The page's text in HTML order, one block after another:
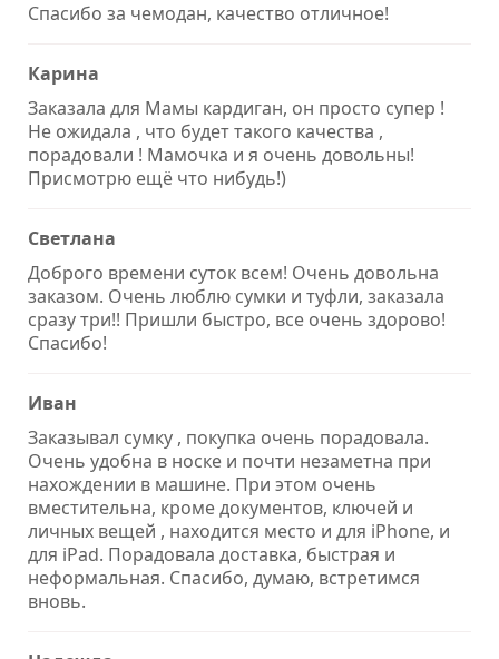
Спасибо за чемодан, качество отличное!
Карина
Заказала для Мамы кардиган, он просто супер !
Не ожидала , что будет такого качества ,
порадовали ! Мамочка и я очень довольны!
Присмотрю ещё что нибудь!)
Светлана
Доброго времени суток всем! Очень довольна
заказом. Очень люблю сумки и туфли, заказала
сразу три!! Пришли быстро, все очень здорово!
Спасибо!
Иван
Заказывал сумку , покупка очень порадовала.
Очень удобна в носке и почти незаметна при
нахождении в машине. При этом очень
вместительна, кроме документов, ключей и
личных вещей , находится место и для iPhone, и
для iPad. Порадовала доставка, быстрая и
неформальная. Спасибо, думаю, встретимся
вновь.